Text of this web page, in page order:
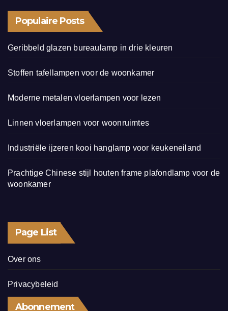
Populaire Posts
Geribbeld glazen bureaulamp in drie kleuren
Stoffen tafellampen voor de woonkamer
Moderne metalen vloerlampen voor lezen
Linnen vloerlampen voor woonruimtes
Industriële ijzeren kooi hanglamp voor keukeneiland
Prachtige Chinese stijl houten frame plafondlamp voor de
woonkamer
Page List
Over ons
Privacybeleid
Abonnement